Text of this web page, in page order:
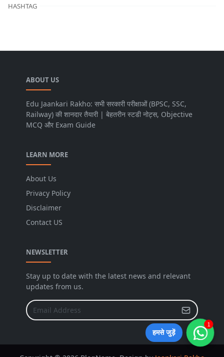
HASHTAG
ABOUT US
Edu Jaankari Rakho: सभी सरकारी परीक्षाओं (BPSC, SSC,
Railway) की शानदार तैयारी | बेहतरीन स्टडी नोट्स, Objective
MCQ और Exam Guide
LEARN MORE
About Us
Privacy Policy
Disclaimer
Contact US
NEWSLETTER
Stay up to date with the latest news and relevant
updates from us.
हमसे जुड़ें
1